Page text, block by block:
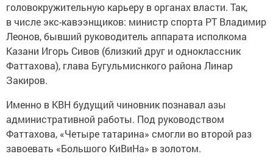
головокружительную карьеру в органах власти. Так,
в числе экс-кавээнщиков: министр спорта РТ Владимир
Леонов, бывший руководитель аппарата исполкома
Казани Игорь Сивов (близкий друг и одноклассник
Фаттахова), глава Бугульмиснкого района Линар
Закиров.
Именно в КВН будущий чиновник познавал азы
административной работы. Под руководством
Фаттахова, «Четыре татарина» смогли во второй раз
завоевать «Большого КиВиНа» в золотом.